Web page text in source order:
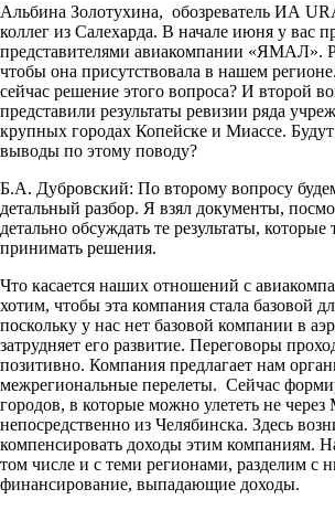
Альбина Золотухина, обозреватель ИА
коллег из Салехарда. В начале июня у вас
представителями авиакомпании «ЯМАЛ».
чтобы она присутствовала в нашем
сейчас решение этого вопроса? И второй
представили результаты ревизии ряда
крупных городах Копейске и Миассе.
выводы по этому поводу?
Б.А. Дубровский: По второму вопросу
детальный разбор. Я взял документы,
детально обсуждать те результаты,
принимать решения.
Что касается наших отношений с
хотим, чтобы эта компания стала базовой
поскольку у нас нет базовой компании в
затрудняет его развитие. Переговоры
позитивно. Компания предлагает нам
межрегиональные перелеты. Сейчас
городов, в которые можно улететь не через
непосредственно из Челябинска. Здесь
компенсировать доходы этим компаниям.
том числе и с теми регионами, разделим с
финансирование, выпадающие доходы.